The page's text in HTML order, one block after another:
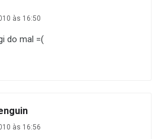
às 16:50
do mal =(
às 16:56